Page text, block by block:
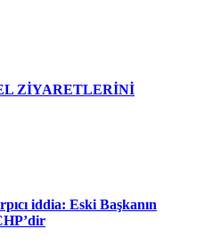
ZİYARETLERİNİ
iddia: Eski Başkanın